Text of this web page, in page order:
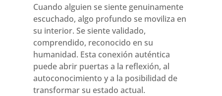
Cuando alguien se siente genuinamente
escuchado, algo profundo se moviliza en
su interior. Se siente validado,
comprendido, reconocido en su
humanidad. Esta conexión auténtica
puede abrir puertas a la reflexión, al
autoconocimiento y a la posibilidad de
transformar su estado actual.